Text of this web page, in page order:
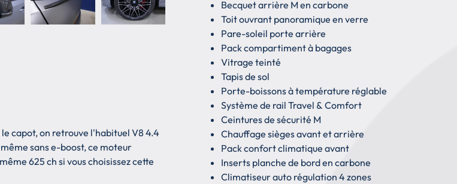
capot, on retrouve l'habituel V8 4.4
sans e-boost, ce moteur
625 ch si vous choisissez cette
Becquet arrière M en carbone
Toit ouvrant panoramique en verre
Pare-soleil porte arrière
Pack compartiment à bagages
Vitrage teinté
Tapis de sol
Porte-boissons à température réglable
Système de rail Travel & Comfort
Ceintures de sécurité M
Chauffage sièges avant et arrière
Pack confort climatique avant
Inserts planche de bord en carbone
Climatiseur auto régulation 4 zones